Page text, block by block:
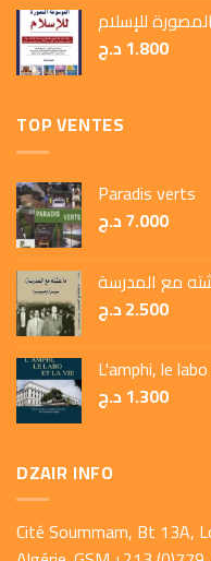
للإسلام
1.800د.ج
TOP VENTES
Paradis verts
7.000د.ج
مع المدرسة
2.500د.ج
L'amphi, le
1.300د.ج
DZAIR INFO
Cité Soummam, Bt 13A,